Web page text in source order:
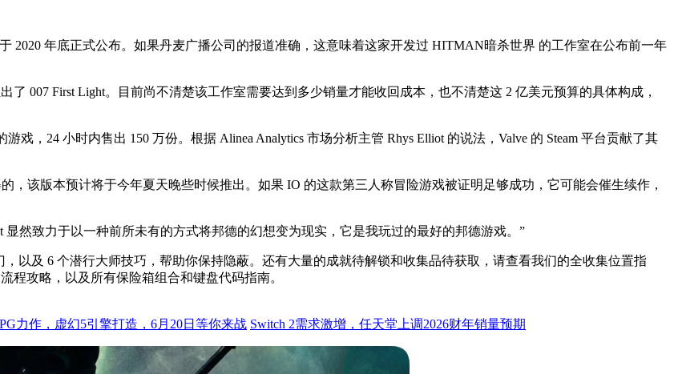
2020 年底正式公布。如果丹麦广播公司的报道准确，这意味着这家开发过 HITMAN暗杀世界 的工作室在公布前一年
了 007 First Light。目前尚不清楚该工作室需要达到多少销量才能收回成本，也不清楚这 2 亿美元预算的具体构成，
戏，24 小时内售出 150 万份。根据 Alinea Analytics 市场分析主管 Rhys Elliot 的说法，Valve 的 Steam 平台贡献了其
，该版本预计将于今年夏天晚些时候推出。如果 IO 的这款第三人称冒险游戏被证明足够成功，它可能会催生续作，
显然致力于以一种前所未有的方式将邦德的幻想变为现实，它是我玩过的最好的邦德游戏。”
以及 6 个潜行大师技巧，帮助你保持隐蔽。还有大量的成就待解锁和收集品待获取，请查看我们的全收集位置指
程攻略，以及所有保险箱组合和键盘代码指南。
力作，虚幻5引擎打造，6月20日等你来战 Switch 2需求激增，任天堂上调2026财年销量预期